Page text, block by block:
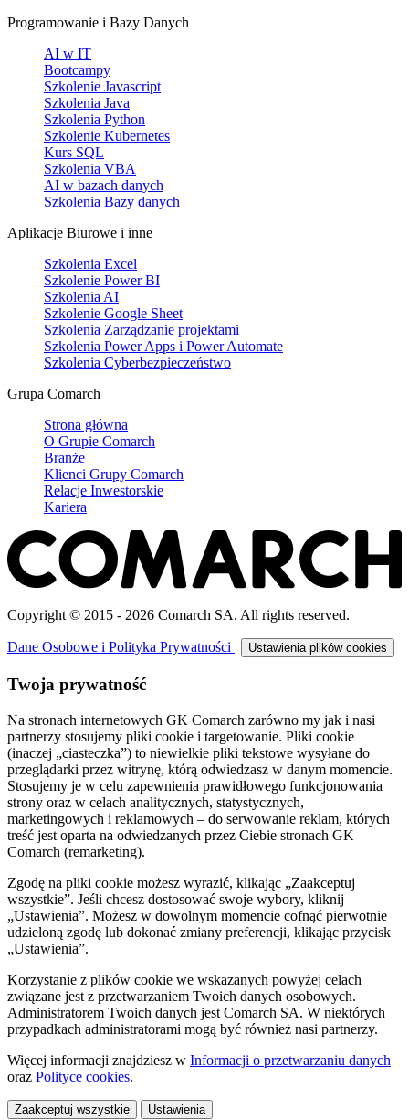
Programowanie i Bazy Danych
AI w IT
Bootcampy
Szkolenie Javascript
Szkolenia Java
Szkolenia Python
Szkolenie Kubernetes
Kurs SQL
Szkolenia VBA
AI w bazach danych
Szkolenia Bazy danych
Aplikacje Biurowe i inne
Szkolenia Excel
Szkolenie Power BI
Szkolenia AI
Szkolenie Google Sheet
Szkolenia Zarządzanie projektami
Szkolenia Power Apps i Power Automate
Szkolenia Cyberbezpieczeństwo
Grupa Comarch
Strona główna
O Grupie Comarch
Branże
Klienci Grupy Comarch
Relacje Inwestorskie
Kariera
Copyright © 2015 - 2026 Comarch SA. All rights reserved.
Dane Osobowe i Polityka Prywatności | Ustawienia plików cookies
Twoja prywatność
Na stronach internetowych GK Comarch zarówno my jak i nasi
partnerzy stosujemy pliki cookie i targetowanie. Pliki cookie
(inaczej „ciasteczka”) to niewielkie pliki tekstowe wysyłane do
przeglądarki przez witrynę, którą odwiedzasz w danym momencie.
Stosujemy je w celu zapewnienia prawidłowego funkcjonowania
strony oraz w celach analitycznych, statystycznych,
marketingowych i reklamowych – do serwowanie reklam, których
treść jest oparta na odwiedzanych przez Ciebie stronach GK
Comarch (remarketing).
Zgodę na pliki cookie możesz wyrazić, klikając „Zaakceptuj
wszystkie”. Jeśli chcesz dostosować swoje wybory, kliknij
„Ustawienia”. Możesz w dowolnym momencie cofnąć pierwotnie
udzieloną zgodę lub dokonać zmiany preferencji, klikając przycisk
„Ustawienia”.
Korzystanie z plików cookie we wskazanych powyżej celach
związane jest z przetwarzaniem Twoich danych osobowych.
Administratorem Twoich danych jest Comarch SA. W niektórych
przypadkach administratorami mogą być również nasi partnerzy.
Więcej informacji znajdziesz w Informacji o przetwarzaniu danych
oraz Polityce cookies.
Zaakceptuj wszystkie Ustawienia